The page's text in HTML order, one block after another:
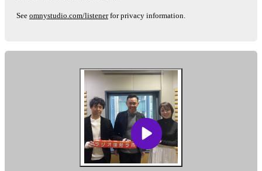
See omnystudio.com/listenerfor privacy information.